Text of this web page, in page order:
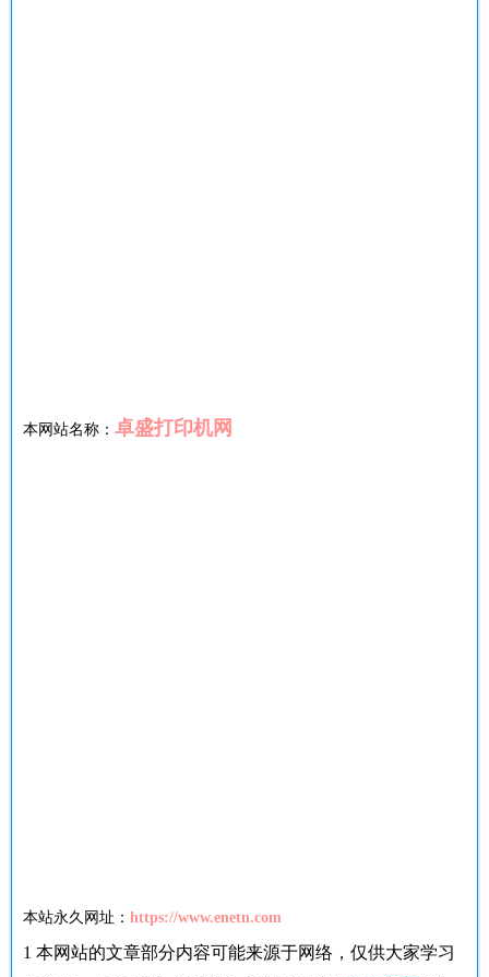
本网站名称： 卓盛打印机网
本站永久网址： https://www.enetn.com
1 本网站的文章部分内容可能来源于网络，仅供大家学习